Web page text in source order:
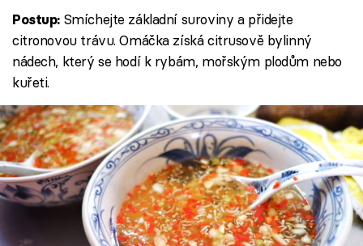
Postup: Smíchejte základní suroviny a přidejte
citronovou trávu. Omáčka získá citrusově bylinný
nádech, který se hodí k rybám, mořským plodům nebo
kuřeti.